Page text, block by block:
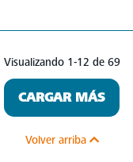
Visualizando 1-12 de 69
CARGAR MÁS
Volver arriba